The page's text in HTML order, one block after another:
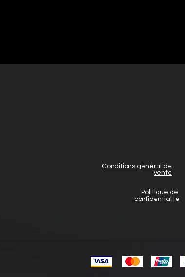
Conditions général de
vente
Politique de
confidentialité